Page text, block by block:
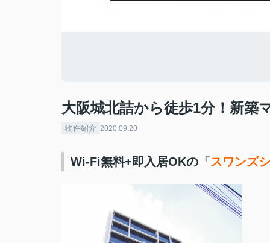
大阪城北詰から徒歩1分！新
物件紹介 2020.09.20
Wi-Fi無料+即入居OKの「 スワンズ